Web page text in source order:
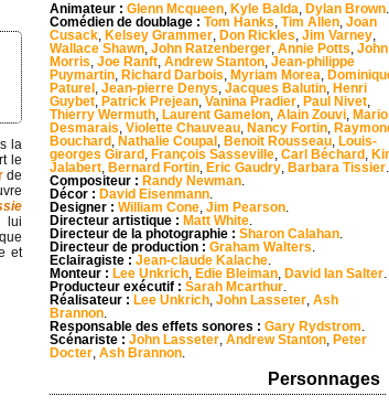
la
le
de
lui
et
Animateur : Glenn Mcqueen, Kyle Balda, Dylan Brown.
Comédien de doublage : Tom Hanks, Tim Allen, Joan
Cusack, Kelsey Grammer, Don Rickles, Jim Varney,
Wallace Shawn, John Ratzenberger, Annie Potts, John
Morris, Joe Ranft, Andrew Stanton, Jean-philippe
Puymartin, Richard Darbois, Myriam Morea,
Paturel , Jean-pierre Denys, Jacques Balutin, Henri
Guybet, Patrick Prejean, Vanina Pradier, Paul Nivet,
Thierry Wermuth, Laurent Gamelon, Alain Zouvi, Mario
Desmarais, Violette Chauveau, Nancy Fortin,
Bouchard , Nathalie Coupal , Benoit Rousseau, Louis-
georges Girard , François Sasseville, Carl Béchard ,
Jalabert, Bernard Fortin, Eric Gaudry, Barbara Tissier.
Compositeur : Randy Newman.
Décor : David Eisenmann.
Designer : William Cone, Jim Pearson.
Directeur artistique : Matt White.
Directeur de la photographie : Sharon Calahan.
Directeur de production : Graham Walters.
Eclairagiste : Jean-claude Kalache.
Monteur : Lee Unkrich, Edie Bleiman, David Ian Salter.
Producteur exécutif : Sarah Mcarthur.
Réalisateur : Lee Unkrich, John Lasseter, Ash
Brannon.
Responsable des effets sonores : Gary Rydstrom.
Scénariste : John Lasseter, Andrew Stanton, Peter
Docter, Ash Brannon.
Personnages